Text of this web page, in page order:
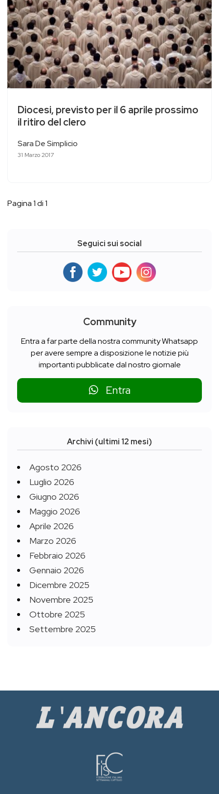
Diocesi, previsto per il 6 aprile prossimo
il ritiro del clero
Sara De Simplicio
31 Marzo 2017
Pagina 1 di 1
Seguici sui social
Community
Entra a far parte della nostra community Whatsapp
per avere sempre a disposizione le notizie più
importanti pubblicate dal nostro giornale
Entra
Archivi (ultimi 12 mesi)
Agosto 2026
Luglio 2026
Giugno 2026
Maggio 2026
Aprile 2026
Marzo 2026
Febbraio 2026
Gennaio 2026
Dicembre 2025
Novembre 2025
Ottobre 2025
Settembre 2025